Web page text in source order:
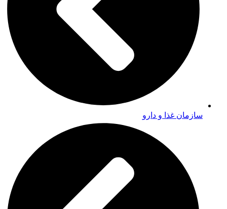
سازمان غذا و دارو